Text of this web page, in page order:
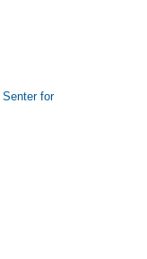
Senter for